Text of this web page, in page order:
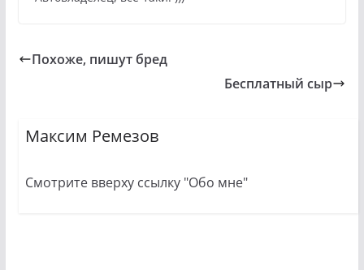
Похоже, пишут бред
Бесплатный сыр
Максим Ремезов
Смотрите вверху ссылку "Обо мне"